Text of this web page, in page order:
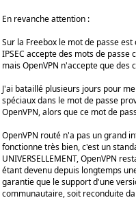
En revanche attention :
Sur la Freebox le mot de passe est
IPSEC accepte des mots de
mais OpenVPN n'accepte que
J'ai bataillé plusieurs jours pour
spéciaux dans le mot de passe
OpenVPN, alors que ce mot de
OpenVPN routé n'a pas un grand
fonctionne très bien, c'est un
UNIVERSELLEMENT, OpenVPN
étant devenu depuis longtemps
garantie que le support d'une
communautaire, soit reconduite